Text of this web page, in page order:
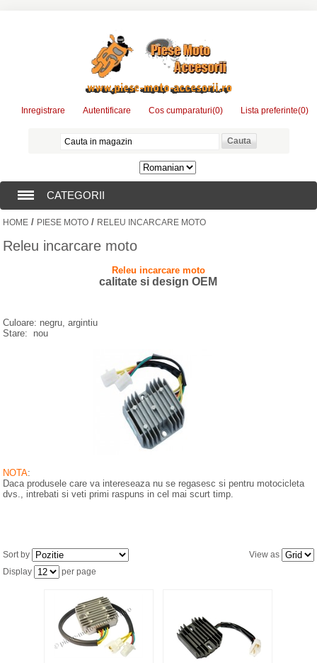
Inregistrare Autentificare Cos cumparaturi(0) Lista preferinte(0)
CATEGORII
PIESE MOTO
SERVICII MOTO
HOME / PIESE MOTO / RELEU INCARCARE MOTO
Releu incarcare moto
Releu incarcare moto
calitate si design OEM
Culoare: negru, argintiu
Stare: nou
NOTA:
Daca produsele care va intereseaza nu se regasesc si pentru motocicleta
dvs., intrebati si veti primi raspuns in cel mai scurt timp.
View as
Sort by
Display
per page